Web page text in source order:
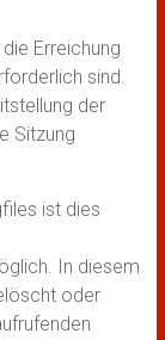
Erreichung
sind.
der
Sitzung
ist dies
In diesem
oder